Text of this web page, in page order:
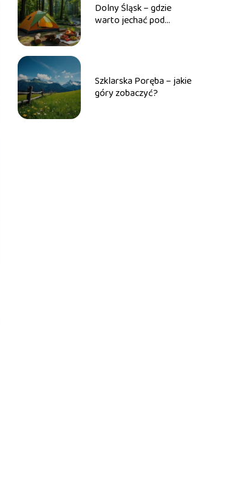
Dolny Śląsk – gdzie
warto jechać pod
Szklarska Poręba – jakie
góry zobaczyć?